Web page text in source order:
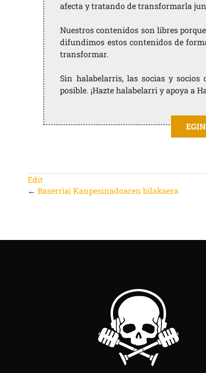
afecta y tratando de transformarla
Nuestros contenidos son libres
difundimos estos contenidos de
transformar.
Sin halabelarris, las socias y socios
posible. ¡Hazte halabelarri y apoya a
Edit
←Baserria| Kanpesinadoaren bilakaera